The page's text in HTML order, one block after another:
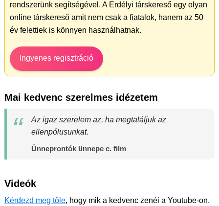
rendszerünk segítségével. A Erdélyi társkereső egy olyan
online társkereső amit nem csak a fiatalok, hanem az 50
év felettiek is könnyen használhatnak.
Ingyenes regisztráció
Mai kedvenc szerelmes idézetem
Az igaz szerelem az, ha megtaláljuk az
ellenpólusunkat.
Ünneprontók ünnepe c. film
Videók
Kérdezd meg tőle, hogy mik a kedvenc zenéi a Youtube-on.